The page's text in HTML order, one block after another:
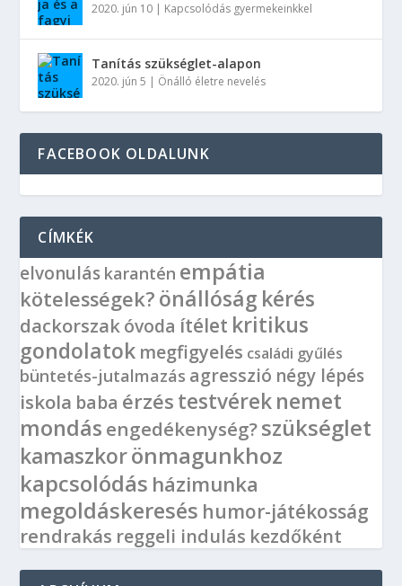
2020. jún 10 | Kapcsolódás gyermekeinkkel
Tanítás szükséglet-alapon
2020. jún 5 | Önálló életre nevelés
FACEBOOK OLDALUNK
CÍMKÉK
elvonulás karantén empátia
kötelességek? önállóság kérés
dackorszakóvoda ítélet kritikus
gondolatok megfigyelés családi gyűlés
büntetés-jutalmazás agresszió négy lépés
iskola baba érzés testvéreknemet
mondás engedékenység?szükséglet
kamaszkorönmagunkhoz
kapcsolódás házimunka
megoldáskeresés humor-játékosság
rendrakás reggeli indulás kezdőként